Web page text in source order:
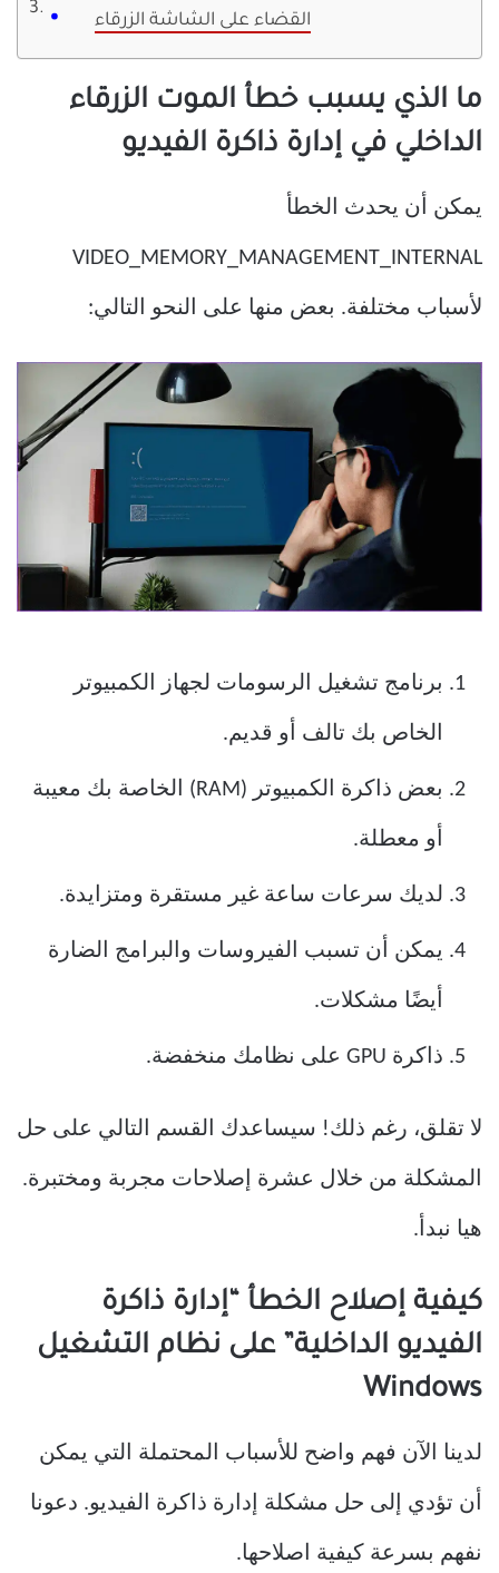
القضاء على الشاشة الزرقاء
ما الذي يسبب خطأ الموت الزرقاء
الداخلي في إدارة ذاكرة الفيديو
يمكن أن يحدث الخطأ
VIDEO_MEMORY_MANAGEMENT_INTERNAL
لأسباب مختلفة. بعض منها على النحو التالي:
برنامج تشغيل الرسومات لجهاز الكمبيوتر
الخاص بك تالف أو قديم.
بعض ذاكرة الكمبيوتر (RAM) الخاصة بك معيبة
أو معطلة.
لديك سرعات ساعة غير مستقرة ومتزايدة.
يمكن أن تسبب الفيروسات والبرامج الضارة
أيضًا مشكلات.
ذاكرة GPU على نظامك منخفضة.
لا تقلق، رغم ذلك! سيساعدك القسم التالي على حل
المشكلة من خلال عشرة إصلاحات مجربة ومختبرة.
هيا نبدأ.
كيفية إصلاح الخطأ “إدارة ذاكرة
الفيديو الداخلية” على نظام التشغيل
Windows
لدينا الآن فهم واضح للأسباب المحتملة التي يمكن
أن تؤدي إلى حل مشكلة إدارة ذاكرة الفيديو. دعونا
نفهم بسرعة كيفية اصلاحها.